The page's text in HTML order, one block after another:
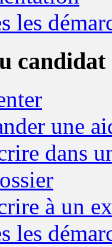
les
candidat
une
dans
à un
les